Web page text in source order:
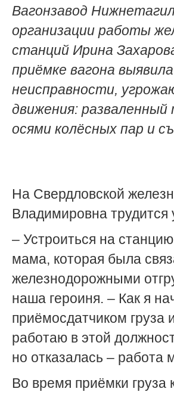
Вагонзавод
организации работы
станций Ирина
приёмке вагона
неисправности,
движения:
осями колёсных пар и
На Свердловской
Владимировна трудится
– Устроиться на
мама, которая была
железнодорожными
наша героиня. – Как я
приёмосдатчиком груза
работаю в этой
но отказалась – работа
Во время приёмки груза